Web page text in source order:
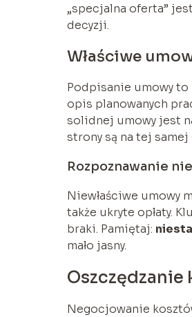
„specjalna oferta”
decyzji.
Właściwe
Podpisanie umowy
opis planowanych
solidnej umowy jest
strony są na tej
Rozpoznawanie
Niewłaściwe umowy
także ukryte opłaty.
braki. Pamiętaj:
mało jasny.
Oszczędzanie
Negocjowanie